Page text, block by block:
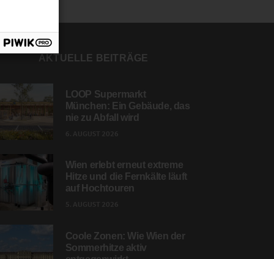
AKTUELLE BEITRÄGE
LOOP Supermarkt
München: Ein Gebäude, das
nie zu Abfall wird
Wien erlebt erneut extreme
Hitze und die Fernkälte läuft
auf Hochtouren
Coole Zonen: Wie Wien der
Sommerhitze aktiv